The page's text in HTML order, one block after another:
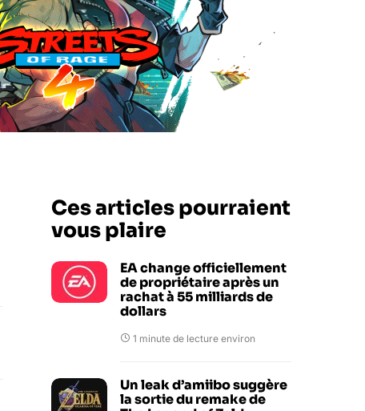
Ces articles pourraient
vous plaire
EA change officiellement
de propriétaire après un
rachat à 55 milliards de
dollars
1 minute de lecture environ
Un leak d’amiibo suggère
la sortie du remake de